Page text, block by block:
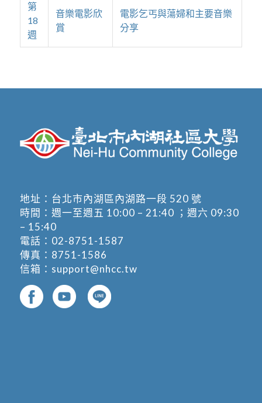
第
18
週
音樂電影欣
賞
電影乞丐與蕩婦和主要音樂
分享
地址： 台北市內湖區內湖路一段 520 號
時間：週一至週五 10:00 – 21:40 ；週六 09:30
– 15:40
電話： 02-8751-1587
傳真：8751-1586
信箱： support@nhcc.tw